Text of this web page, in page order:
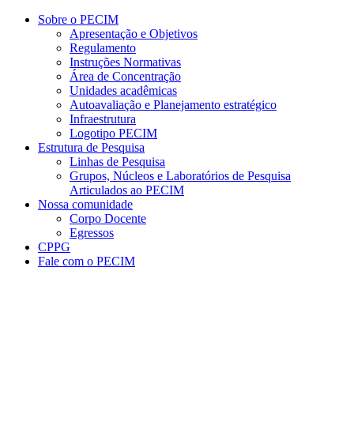
Conteúdo principal Menu principal
Sobre o PECIM
Apresentação e Objetivos
Regulamento
Instruções Normativas
Área de Concentração
Unidades acadêmicas
Autoavaliação e Planejamento estratégico
Infraestrutura
Logotipo PECIM
Estrutura de Pesquisa
Linhas de Pesquisa
Grupos, Núcleos e Laboratórios de Pesquisa
Articulados ao PECIM
Nossa comunidade
Corpo Docente
Egressos
CPPG
Fale com o PECIM